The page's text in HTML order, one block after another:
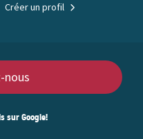
nous
Créer un profil
sur Google!